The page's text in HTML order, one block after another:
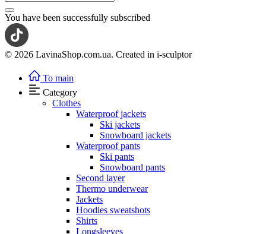
You have been successfully subscribed
© 2026 LavinaShop.com.ua. Created in i-sculptor
To main
Category
Clothes
Waterproof jackets
Ski jackets
Snowboard jackets
Waterproof pants
Ski pants
Snowboard pants
Second layer
Thermo underwear
Jackets
Hoodies sweatshots
Shirts
Longsleeves